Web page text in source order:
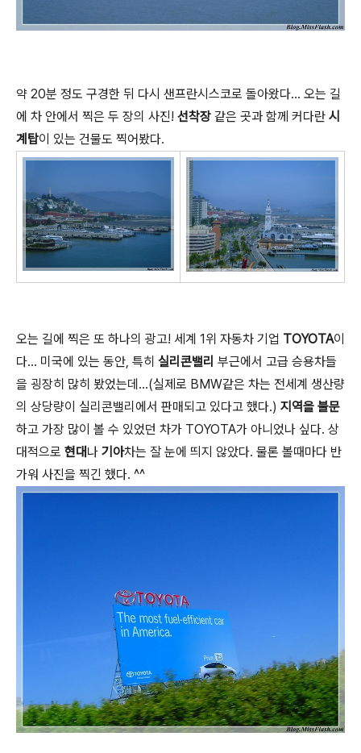
약 20분 정도 구경한 뒤 다시 샌프란시스코로 돌아왔다... 오는 길
에 차 안에서 찍은 두 장의 사진! 선착장 같은 곳과 함께 커다란 시
계탑이 있는 건물도 찍어봤다.
오는 길에 찍은 또 하나의 광고! 세계 1위 자동차 기업 TOYOTA이
다... 미국에 있는 동안, 특히 실리콘밸리 부근에서 고급 승용차들
을 굉장히 많히 봤었는데...(실제로 BMW같은 차는 전세계 생산량
의 상당량이 실리콘밸리에서 판매되고 있다고 했다.) 지역을 불문
하고 가장 많이 볼 수 있었던 차가 TOYOTA가 아니었나 싶다. 상
대적으로 현대 나 기아차는 잘 눈에 띄지 않았다. 물론 볼때마다 반
가워 사진을 찍긴 했다. ^^